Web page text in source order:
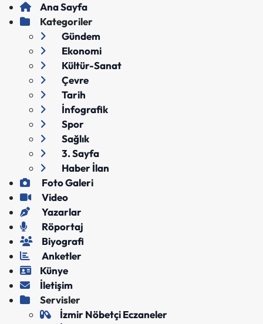
Ana Sayfa
Kategoriler
Gündem
Ekonomi
Kültür-Sanat
Çevre
Tarih
İnfografik
Spor
Sağlık
3. Sayfa
Haber İlan
Foto Galeri
Video
Yazarlar
Röportaj
Biyografi
Anketler
Künye
İletişim
Servisler
İzmir Nöbetçi Eczaneler